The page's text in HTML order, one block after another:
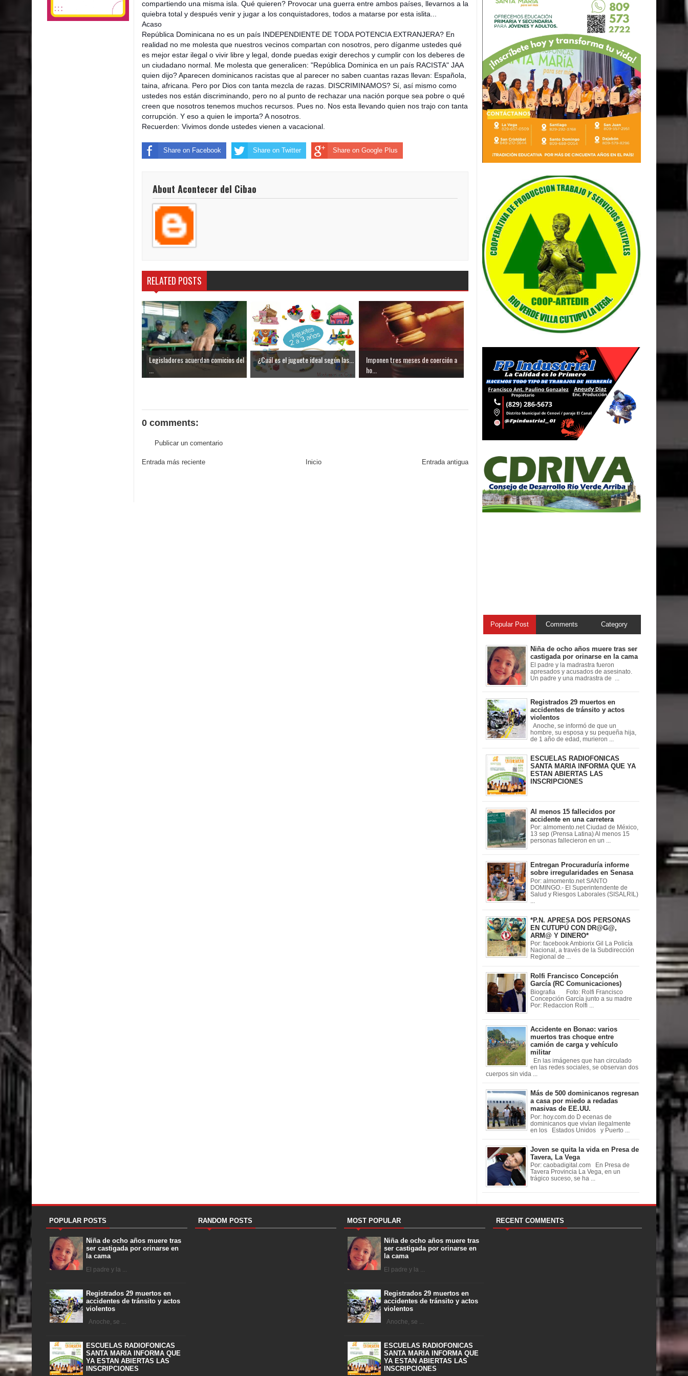
compartiendo una misma isla. Qué quieren? Provocar una guerra entre ambos países, llevarnos a la
quiebra total y después venir y jugar a los conquistadores, todos a matarse por esta islita...
Acaso
República Dominicana no es un país INDEPENDIENTE DE TODA POTENCIA EXTRANJERA? En
realidad no me molesta que nuestros vecinos compartan con nosotros, pero díganme ustedes qué
es mejor estar ilegal o vivir libre y legal, donde puedas exigir derechos y cumplir con los deberes de
un ciudadano normal. Me molesta que generalicen: "República Dominica en un país RACISTA" JAA
quien dijo? Aparecen dominicanos racistas que al parecer no saben cuantas razas llevan: Española,
taina, africana. Pero por Dios con tanta mezcla de razas. DISCRIMINAMOS? Sí, así mismo como
ustedes nos están discriminando, pero no al punto de rechazar una nación porque sea pobre o qué
creen que nosotros tenemos muchos recursos. Pues no. Nos esta llevando quien nos trajo con tanta
corrupción. Y eso a quien le importa? A nosotros.
Recuerden: Vivimos donde ustedes vienen a vacacional.
Share on Facebook Share on Twitter Share on Google Plus
About Acontecer del Cibao
RELATED POSTS
Legisladores acuerdan comicios del
...
¿Cuál es el juguete ideal según las...
Imponen tres meses de coerción a
ho...
0 comments:
Publicar un comentario
Entrada más reciente Entrada antigua
Inicio
Popular Post Comments Category
Niña de ocho años muere tras ser
castigada por orinarse en la cama
El padre y la madrastra fueron
apresados y acusados de asesinato.
Un padre y una madrastra de ...
Registrados 29 muertos en
accidentes de tránsito y actos
violentos
Anoche, se informó de que un
hombre, su esposa y su pequeña hija,
de 1 año de edad, murieron ...
ESCUELAS RADIOFONICAS
SANTA MARIA INFORMA QUE YA
ESTAN ABIERTAS LAS
INSCRIPCIONES
Al menos 15 fallecidos por
accidente en una carretera
Por: almomento.net Ciudad de México,
13 sep (Prensa Latina) Al menos 15
personas fallecieron en un ...
Entregan Procuraduría informe
sobre irregularidades en Senasa
Por: almomento.net SANTO
DOMINGO.- El Superintendente de
Salud y Riesgos Laborales (SISALRIL)
*P.N. APRESA DOS PERSONAS
EN CUTUPÚ CON DR@G@,
ARM@ Y DINERO*
Por: facebook Ambiorix Gil La Policía
Nacional, a través de la Subdirección
Regional de ...
Rolfi Francisco Concepción
García (RC Comunicaciones)
Biografia Foto: Rolfi Francisco
Concepción García junto a su madre
Por: Redaccion Rolfi ...
Accidente en Bonao: varios
muertos tras choque entre
camión de carga y vehículo
militar
En las imágenes que han circulado
en las redes sociales, se observan dos
cuerpos sin vida ...
Más de 500 dominicanos regresan
a casa por miedo a redadas
masivas de EE.UU.
Por: hoy.com.do D ecenas de
dominicanos que vivían ilegalmente
en los Estados Unidos y Puerto ...
Joven se quita la vida en Presa de
Tavera, La Vega
Por: caobadigital.com En Presa de
Tavera Provincia La Vega, en un
trágico suceso, se ha ...
POPULAR POSTS
Niña de ocho años muere tras
ser castigada por orinarse en
la cama
El padre y la ...
Registrados 29 muertos en
accidentes de tránsito y actos
violentos
Anoche, se ...
ESCUELAS RADIOFONICAS
SANTA MARIA INFORMA QUE
YA ESTAN ABIERTAS LAS
INSCRIPCIONES
RANDOM POSTS MOST POPULAR
Niña de ocho años muere tras
ser castigada por orinarse en
la cama
El padre y la ...
Registrados 29 muertos en
accidentes de tránsito y actos
violentos
Anoche, se ...
ESCUELAS RADIOFONICAS
SANTA MARIA INFORMA QUE
YA ESTAN ABIERTAS LAS
INSCRIPCIONES
RECENT COMMENTS